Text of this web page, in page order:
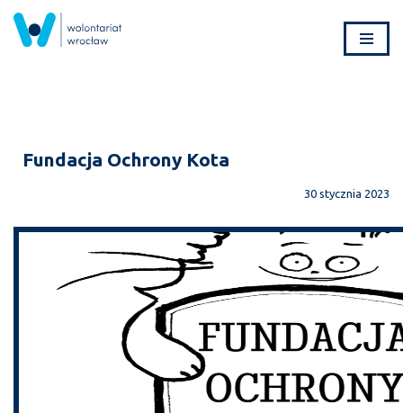
Przejdź
Fundacja Ochrony Kota
30 stycznia 2023